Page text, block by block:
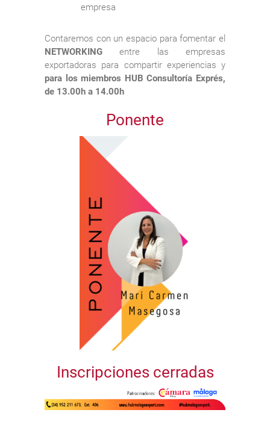
empresa
Contaremos con un espacio para fomentar el
NETWORKING entre las empresas
exportadoras para compartir experiencias y
para los miembros HUB Consultoría Exprés,
de 13.00h a 14.00h
Ponente
Inscripciones cerradas